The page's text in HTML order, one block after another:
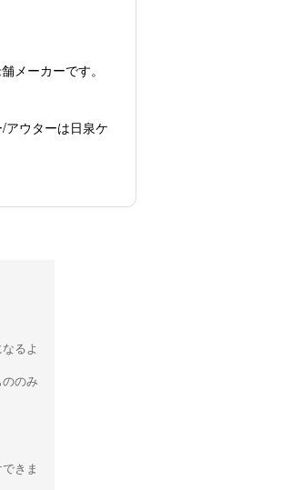
メーカーです。
アウターは日泉ケ
るよ
のみ
きま